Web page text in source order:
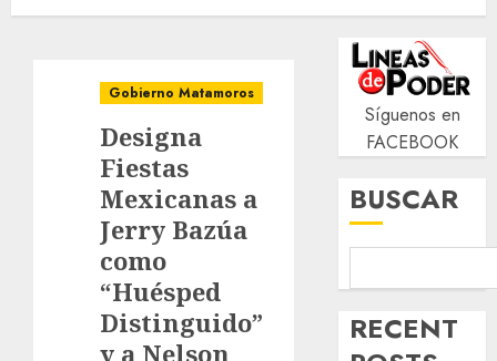
Gobierno Matamoros
Designa
Fiestas
Mexicanas a
Jerry Bazúa
como
“Huésped
Distinguido”
y a Nelson
Síguenos en
FACEBOOK
BUSCAR
RECENT